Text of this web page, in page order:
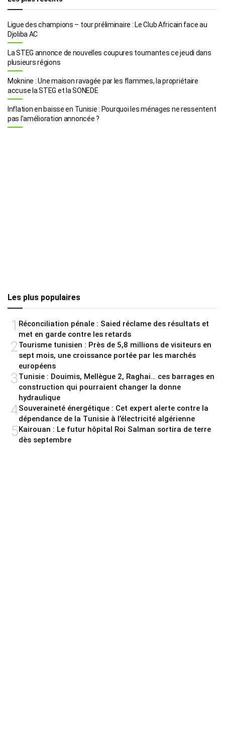
Ligue des champions – tour préliminaire : Le Club Africain face au
Djoliba AC
La STEG annonce de nouvelles coupures tournantes ce jeudi dans
plusieurs régions
Moknine : Une maison ravagée par les flammes, la propriétaire
accuse la STEG et la SONEDE
Inflation en baisse en Tunisie : Pourquoi les ménages ne ressentent
pas l’amélioration annoncée ?
Les plus populaires
1 Réconciliation pénale : Saied réclame des résultats et
met en garde contre les retards
2Tourisme tunisien : Près de 5,8 millions de visiteurs en
sept mois, une croissance portée par les marchés
européens
3Tunisie : Douimis, Mellègue 2, Raghai… ces barrages en
construction qui pourraient changer la donne
hydraulique
4Souveraineté énergétique : Cet expert alerte contre la
dépendance de la Tunisie à l’électricité algérienne
5Kairouan : Le futur hôpital Roi Salman sortira de terre
dès septembre